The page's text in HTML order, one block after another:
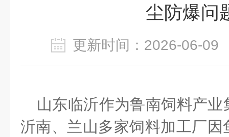
尘防爆问
更新时间：2026-06-
山东临沂作为鲁南饲料产
沂南、兰山多家饲料加工厂